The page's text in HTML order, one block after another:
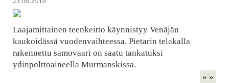
Laajamittainen teenkeitto käynnistyy Venäjän
kaukoidässä vuodenvaihteessa. Pietarin telakalla
rakennettu samovaari on saatu tankatuksi
ydinpolttoaineella Murmanskissa.
» »